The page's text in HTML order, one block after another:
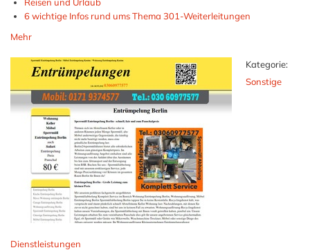
6 wichtige Infos rund ums Thema 301-Weiterleitungen
Mehr
Kategorie:
Sonstige
Dienstleistungen